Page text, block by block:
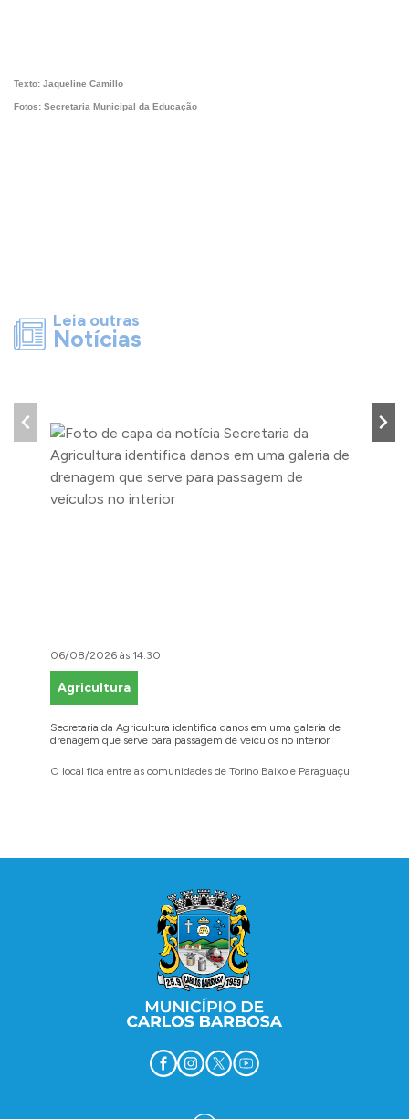
Texto: Jaqueline Camillo
Fotos: Secretaria Municipal da Educação
Leia outras
Notícias
06/08/2026 às 14:30
Agricultura
Secretaria da Agricultura identifica danos em uma galeria de
drenagem que serve para passagem de veículos no interior
O local fica entre as comunidades de Torino Baixo e Paraguaçu